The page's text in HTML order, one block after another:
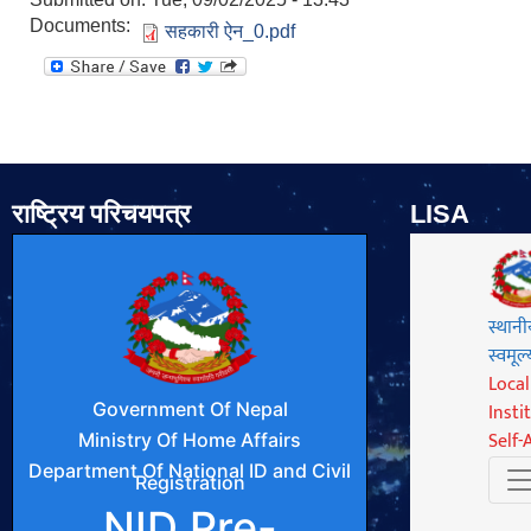
Documents:
सहकारी ऐन_0.pdf
राष्ट्रिय परिचयपत्र LISA